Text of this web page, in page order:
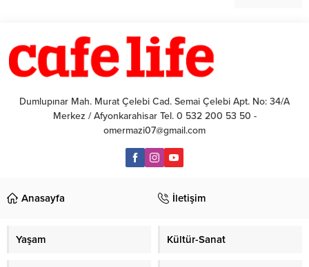
Dumlupınar Mah. Murat Çelebi Cad. Semai Çelebi Apt. No: 34/A
Merkez / Afyonkarahisar Tel. 0 532 200 53 50 -
omermazi07@gmail.com
Anasayfa İletişim
Yaşam Kültür-Sanat